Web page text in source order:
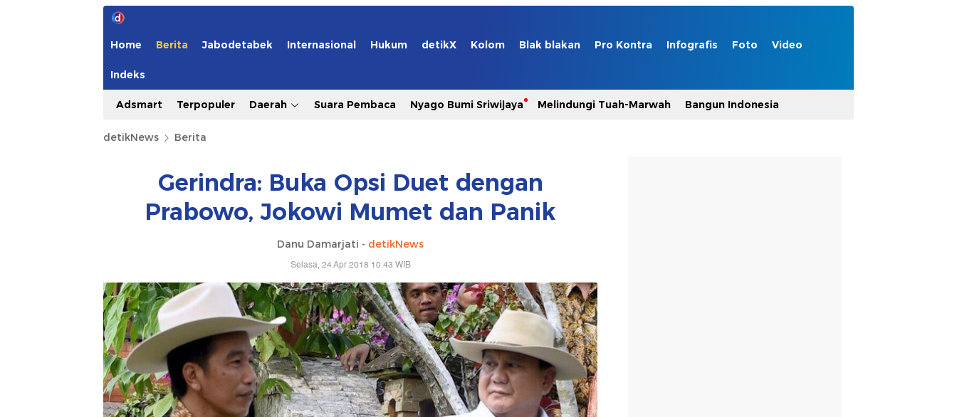
Home Berita Jabodetabek Internasional Hukum detikX Kolom Blak blakan Pro Kontra Infografis Foto Video
Indeks
Adsmart Terpopuler Daerah Suara Pembaca Nyago Bumi Sriwijaya Melindungi Tuah-Marwah Bangun Indonesia
detikNews Berita
Gerindra: Buka Opsi Duet dengan
Prabowo, Jokowi Mumet dan Panik
Danu Damarjati - detikNews
Selasa, 24 Apr 2018 10:43 WIB